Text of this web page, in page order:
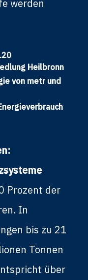
werden
Heilbronn
von metr und
Prozent der
In
bis zu 21
Tonnen
über